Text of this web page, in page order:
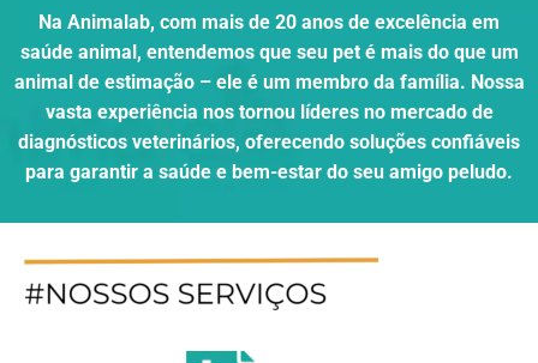
Na Animalab, com mais de 20 anos de excelência em
saúde animal, entendemos que seu pet é mais do que um
animal de estimação – ele é um membro da família. Nossa
vasta experiência nos tornou líderes no mercado de
diagnósticos veterinários, oferecendo soluções confiáveis
para garantir a saúde e bem-estar do seu amigo peludo.